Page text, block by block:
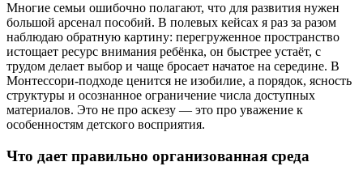
Многие семьи ошибочно полагают, что для развития нужен
большой арсенал пособий. В полевых кейсах я раз за разом
наблюдаю обратную картину: перегруженное пространство
истощает ресурс внимания ребёнка, он быстрее устаёт, с
трудом делает выбор и чаще бросает начатое на середине. В
Монтессори-подходе ценится не изобилие, а порядок, ясность
структуры и осознанное ограничение числа доступных
материалов. Это не про аскезу — это про уважение к
особенностям детского восприятия.
Что дает правильно организованная среда